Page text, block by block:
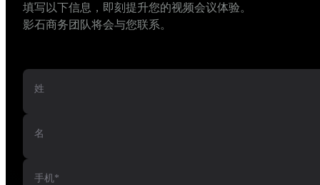
IPv4，IPv6
填写以下信息，即刻提升您的视频会议体验。
影石商务团队将会与您联系。
姓
名
手机*